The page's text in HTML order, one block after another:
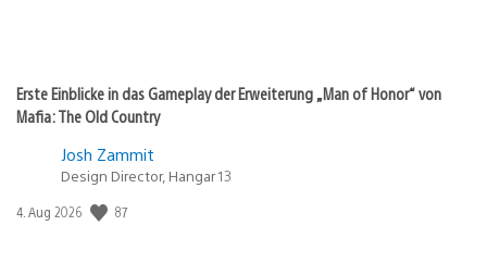
Erste Einblicke in das Gameplay der Erweiterung „Man of Honor“ von
Mafia: The Old Country
Josh Zammit
Design Director, Hangar 13
Veröffentlichungsdatum:
4. Aug 2026 87